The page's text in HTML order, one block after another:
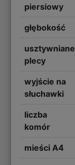
piersiowy
głębokość
usztywniane
plecy
wyjście na
słuchawki
liczba
komór
mieści A4